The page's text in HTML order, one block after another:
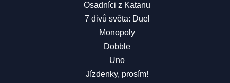
Osadníci z Katanu
7 divů světa: Duel
Monopoly
Dobble
Uno
Jízdenky, prosím!